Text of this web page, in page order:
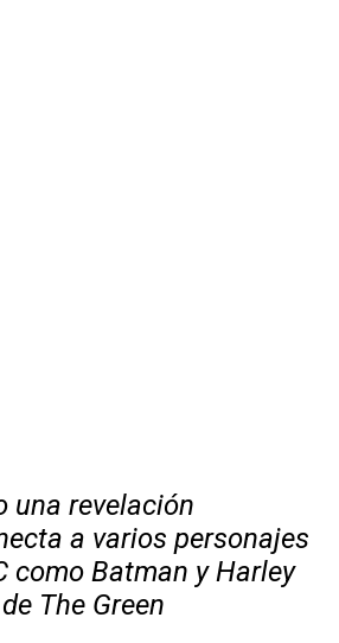
una revelación
a varios personajes
como Batman y Harley
The Green